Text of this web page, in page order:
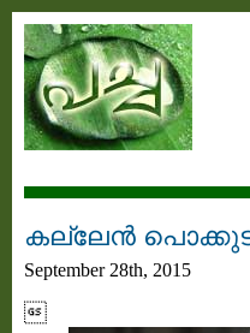
കല്ലേൻ
September 28th, 2015